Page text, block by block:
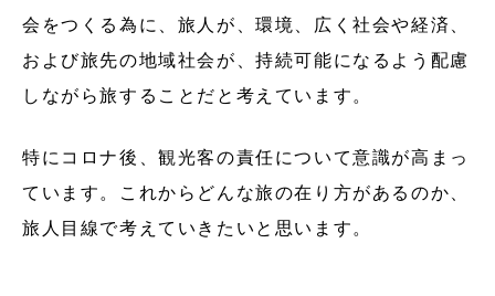
会をつくる為に、旅人が、環境、広く社会や経済、
および旅先の地域社会が、持続可能になるよう配慮
しながら旅することだと考えています。
特にコロナ後、観光客の責任について意識が高まっ
ています。これからどんな旅の在り方があるのか、
旅人目線で考えていきたいと思います。